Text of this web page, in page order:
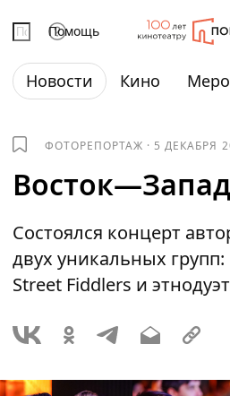
Помощь
Новости Кино
ФОТОРЕПОРТАЖ · 5 ДЕКАБРЯ
Восток—Запад
Состоялся концерт
двух уникальных
Street Fiddlers и